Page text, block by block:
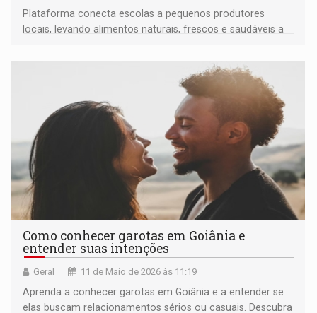
Plataforma conecta escolas a pequenos produtores
locais, levando alimentos naturais, frescos e saudáveis a
Como conhecer garotas em Goiânia e
entender suas intenções
Geral 11 de Maio de 2026 às 11:19
Aprenda a conhecer garotas em Goiânia e a entender se
elas buscam relacionamentos sérios ou casuais. Descubra